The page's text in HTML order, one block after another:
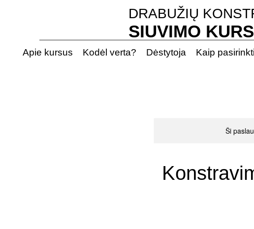
DRABUŽIŲ
SIUVIMO
Apie kursus Kodėl verta? Dėstytoja Kaip
Ši